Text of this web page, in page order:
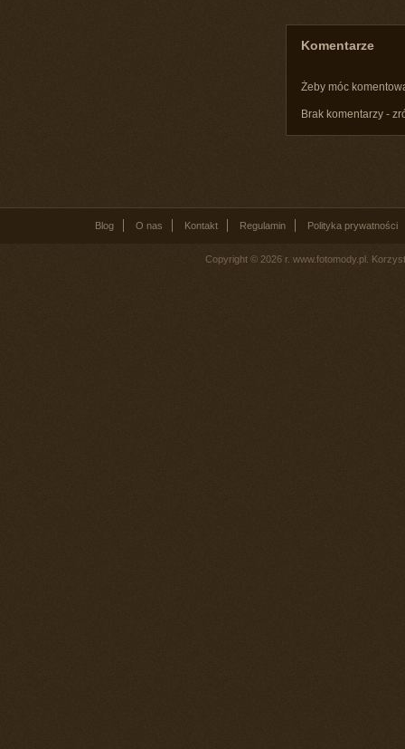
Komentarze
Żeby móc
Brak komentarzy -
Blog O nas Kontakt Regulamin Polityka prywatności
Copyright © 2026 r. www.fotomody.pl.